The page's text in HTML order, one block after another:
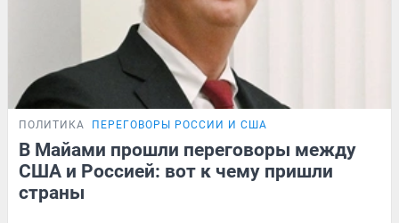
ПОЛИТИКА ПЕРЕГОВОРЫ РОССИИ И США
В Майами прошли переговоры между
США и Россией: вот к чему пришли
страны